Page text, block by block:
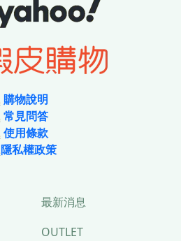
購物說明
常見問答
使用條款
隱私權政策
最新消息
OUTLET